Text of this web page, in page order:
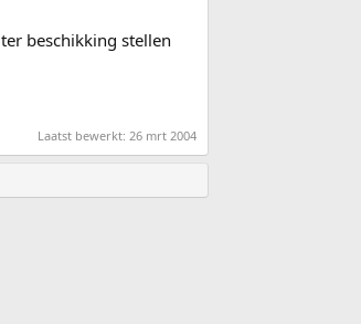
beschikking stellen
Laatst bewerkt: 26 mrt 2004